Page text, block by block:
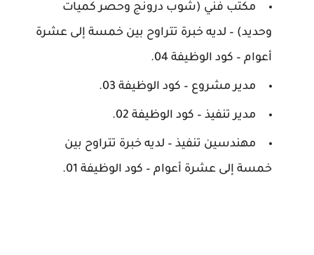
مكتب فني (شوب درونج وحصر كميات
وحديد) – لديه خبرة تتراوح بين خمسة إلى عشرة
أعوام – كود الوظيفة 04.
مدير مشروع – كود الوظيفة 03.
مدير تنفيذ – كود الوظيفة 02.
مهندسين تنفيذ – لديه خبرة تتراوح بين
خمسة إلى عشرة أعوام – كود الوظيفة 01.